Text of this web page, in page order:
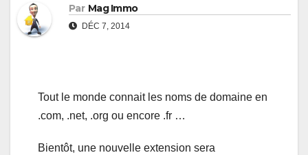
Par Mag Immo
DÉC 7, 2014
Tout le monde connait les noms de domaine en
.com, .net, .org ou encore .fr …
Bientôt, une nouvelle extension sera